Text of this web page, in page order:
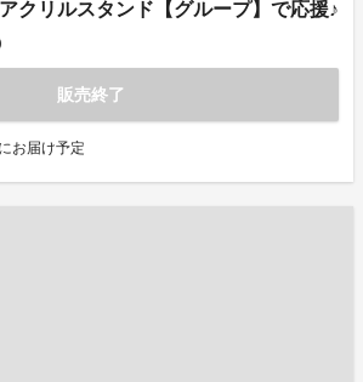
クリルスタンド【グループ】で応援♪
販売終了
お届け予定